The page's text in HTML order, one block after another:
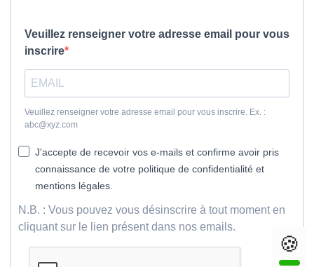
Veuillez renseigner votre adresse email pour vous
inscrire
Veuillez renseigner votre adresse email pour vous inscrire. Ex. :
abc@xyz.com
J'accepte de recevoir vos e-mails et confirme avoir pris
connaissance de votre politique de confidentialité et
mentions légales.
N.B. : Vous pouvez vous désinscrire à tout moment en
cliquant sur le lien présent dans nos emails.
🍪